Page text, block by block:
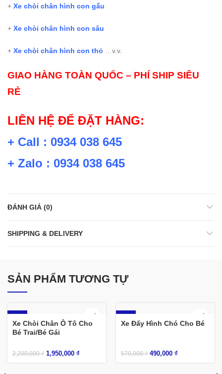
+ Xe chòi chân hình con gấu
+ Xe chòi chân hình con sâu
+ Xe chòi chân hình con thỏ …v.v.
GIAO HÀNG TOÀN QUỐC – PHÍ SHIP SIÊU
RẺ
LIÊN HỆ ĐỂ ĐẶT HÀNG:
+ Call : 0934 038 645
+ Zalo : 0934 038 645
ĐÁNH GIÁ (0)
SHIPPING & DELIVERY
SẢN PHẨM TƯƠNG TỰ
Xe Chòi Chân Ô Tô Cho
Bé Trai/Bé Gái
2,200,000₫ 1,950,000 ₫
Xe Đẩy Hình Chó Cho Bé
570,000₫ 490,000 ₫